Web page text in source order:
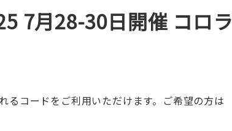
7月28-30日開催 コロラ
コードをご利用いただけます。ご希望の方は